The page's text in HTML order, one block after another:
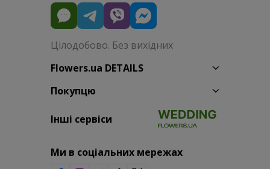
Цілодобово. Без вихідних
Flowers.ua DETAILS
Покупцю
Інші сервіси
Ми в соціальних мережах